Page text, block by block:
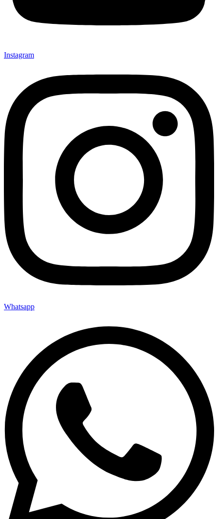
Instagram
Whatsapp